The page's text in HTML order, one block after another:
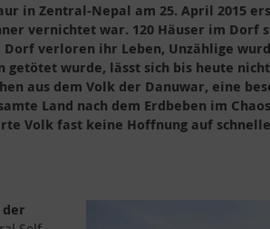
in Zentral-Nepal am 25. April 2015
vernichtet war. 120 Häuser im
verloren ihr Leben, Unzählige
getötet wurde, lässt sich bis heute
aus dem Volk der Danuwar, eine
Land nach dem Erdbeben im
Volk fast keine Hoffnung auf